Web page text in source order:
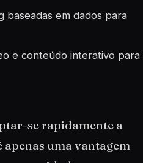
baseadas em dados para
e conteúdo interativo para
se rapidamente a
apenas uma vantagem